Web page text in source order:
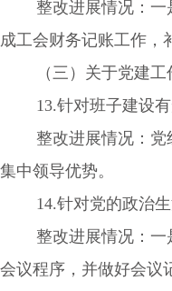
整改进展情况：一是
成工会财务记账工作，
（三）关于党建工作
13.针对班子建设有
整改进展情况：党组
集中领导优势。
14.针对党的政治生
整改进展情况：一是
会议程序，并做好会议